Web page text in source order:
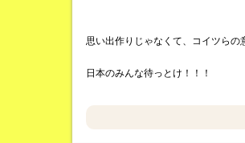
思い出作りじゃなくて、コイツら
日本のみんな待っとけ！！！